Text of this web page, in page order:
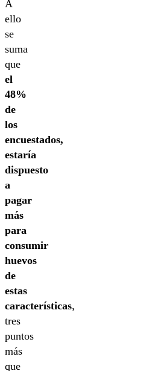
A
ello
se
suma
que
el
48%
de
los
encuestados,
estaría
dispuesto
a
pagar
más
para
consumir
huevos
de
estas
características,
tres
puntos
más
que